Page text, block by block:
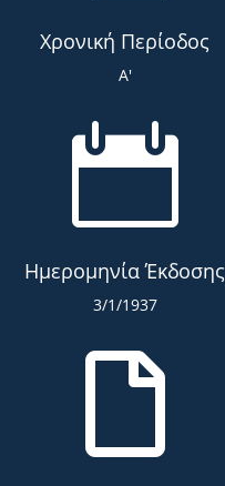
Χρονική Περίοδος
Α'

Ημερομηνία Έκδοσης
3/1/1937
